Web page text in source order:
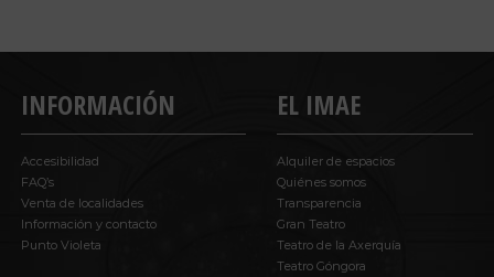
INFORMACIÓN
Accesibilidad
FAQ’s
Venta de localidades
Información y contacto
Punto Violeta
EL IMAE
Alquiler de espacios
Quiénes somos
Transparencia
Gran Teatro
Teatro de la Axerquía
Teatro Góngora